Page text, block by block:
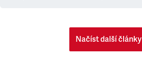
Načíst další články